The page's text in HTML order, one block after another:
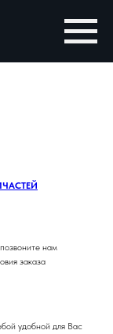
нам
заказа
удобной для Вас